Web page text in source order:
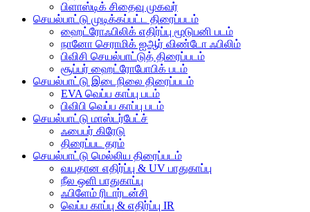
பிளாஸ்டிக் சிதைவு முகவர்
செயல்பாட்டு முடிக்கப்பட்ட திரைப்படம்
ஹைட்ரோஃபிலிக் எதிர்ப்பு மூடுபனி படம்
நானோ செராமிக் ஐஆர் விண்டோ ஃபிலிம்
பிவிசி செயல்பாட்டுத் திரைப்படம்
சூப்பர் ஹைட்ரோபோபிக் படம்
செயல்பாட்டு இடைநிலை திரைப்படம்
EVA வெப்ப காப்பு படம்
பிவிபி வெப்ப காப்பு படம்
செயல்பாட்டு மாஸ்டர்பேட்ச்
ஃபைபர் கிரேடு
திரைப்பட தரம்
செயல்பாட்டு மெல்லிய திரைப்படம்
வயதான எதிர்ப்பு & UV பாதுகாப்பு
நீல ஒளி பாதுகாப்பு
ஃபிளேம் ரிடார்டன்சி
வெப்ப காப்பு & எதிர்ப்பு IR